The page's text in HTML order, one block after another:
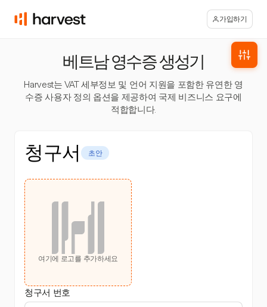
가입하기
베트남 영수증 생성기
Harvest는 VAT 세부정보 및 언어 지원을 포함한 유연한 영
수증 사용자 정의 옵션을 제공하여 국제 비즈니스 요구에
적합합니다.
청구서 초안
여기에 로고를 추가하세요
청구서 번호